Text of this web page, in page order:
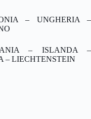
– UNGHERIA –
– ISLANDA –
– LIECHTENSTEIN